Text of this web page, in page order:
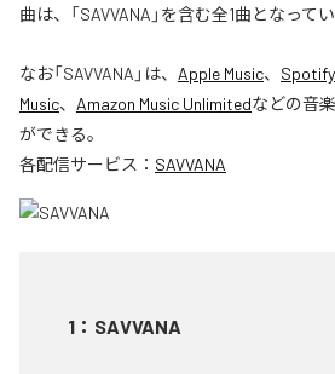
曲は、「SAVVANA」を含む全1曲となってい
なお「SAVVANA 」は、 Apple Music、 Spotify
Music、 Amazon Music Unlimitedなどの音
ができる。
各配信サービス： SAVVANA
1 ： SAVVANA